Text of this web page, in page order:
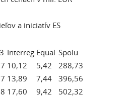
a iniciatív ES
Interreg Equal Spolu
10,12 5,42
288,73
13,89 7,44
396,56
17,60 9,42
502,32